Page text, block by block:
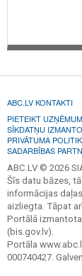
ABC.LV KONTAKTI
PIETEIKT
SĪKDATŅU
PRIVĀTUMA
SADARBĪBAS
ABC.LV © 2026
Šīs datu bāzes,
informācijas
aizliegta. Tāpat
Portālā
(bis.gov.lv).
Portāla
000740427.